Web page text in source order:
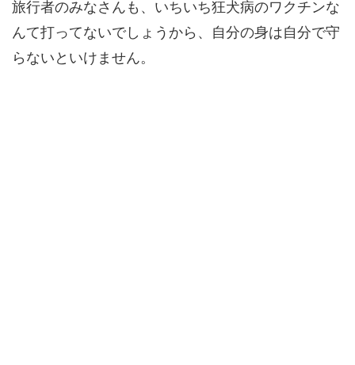
旅行者のみなさんも、いちいち狂犬病のワクチンな
んて打ってないでしょうから、自分の身は自分で守
らないといけません。